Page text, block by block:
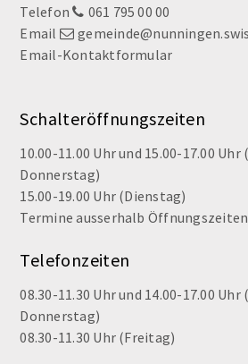
Telefon
061 795 00 00
Email
Email-Kontaktformular
Schalteröffnungszeiten
10.00-11.00 Uhr und 15.00-17.00
Donnerstag)
15.00-19.00 Uhr (Dienstag)
Termine ausserhalb
Telefonzeiten
08.30-11.30 Uhr und 14.00-17.00
Donnerstag)
08.30-11.30 Uhr (Freitag)